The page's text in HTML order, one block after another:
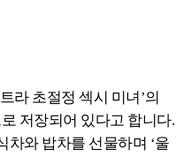
라 초절정 섹시 미녀’의
저장되어 있다고 합니다.
차와 밥차를 선물하며 ‘울